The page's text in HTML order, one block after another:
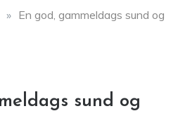
» En god, gammeldags sund og
sund og